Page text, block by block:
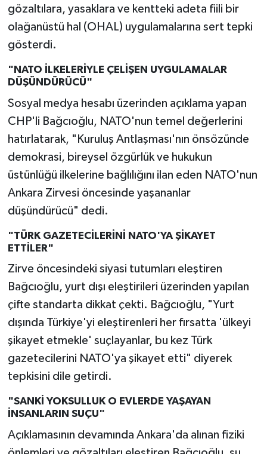
gözaltılara, yasaklara ve kentteki adeta fiili bir
olağanüstü hal (OHAL) uygulamalarına sert tepki
gösterdi.
"NATO İLKELERİYLE ÇELİŞEN UYGULAMALAR
DÜŞÜNDÜRÜCÜ"
Sosyal medya hesabı üzerinden açıklama yapan
CHP'li Bağcıoğlu, NATO'nun temel değerlerini
hatırlatarak, "Kuruluş Antlaşması'nın önsözünde
demokrasi, bireysel özgürlük ve hukukun
üstünlüğü ilkelerine bağlılığını ilan eden NATO'nun
Ankara Zirvesi öncesinde yaşananlar
düşündürücü" dedi.
"TÜRK GAZETECİLERİNİ NATO'YA ŞİKAYET
ETTİLER"
Zirve öncesindeki siyasi tutumları eleştiren
Bağcıoğlu, yurt dışı eleştirileri üzerinden yapılan
çifte standarta dikkat çekti. Bağcıoğlu, "Yurt
dışında Türkiye'yi eleştirenleri her fırsatta 'ülkeyi
şikayet etmekle' suçlayanlar, bu kez Türk
gazetecilerini NATO'ya şikayet etti" diyerek
tepkisini dile getirdi.
"SANKİ YOKSULLUK O EVLERDE YAŞAYAN
İNSANLARIN SUÇU"
Açıklamasının devamında Ankara'da alınan fiziki